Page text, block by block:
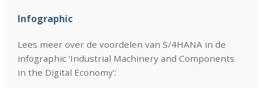
Infographic
Lees meer over de voordelen van S/4HANA in de
infographic ‘Industrial Machinery and Components
in the Digital Economy’: